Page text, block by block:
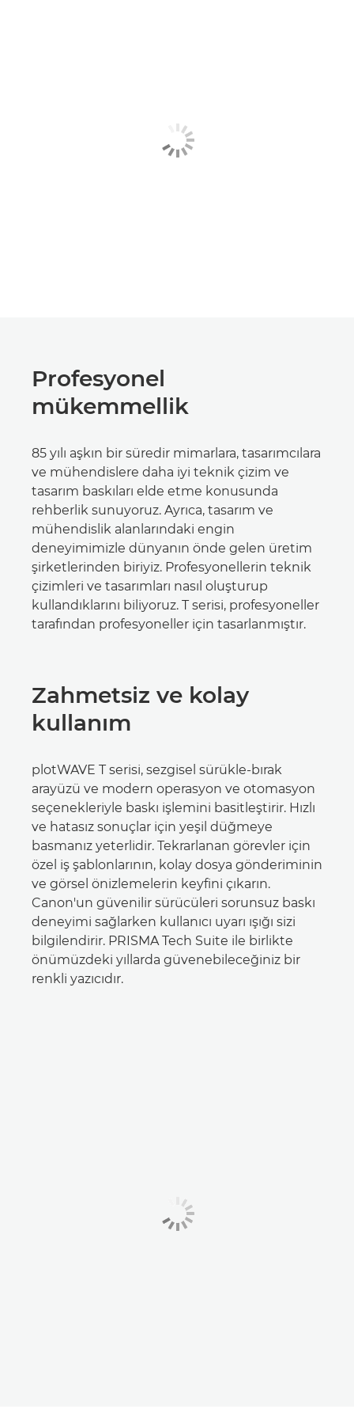
Profesyonel
mükemmellik
85 yılı aşkın bir süredir mimarlara, tasarımcılara
ve mühendislere daha iyi teknik çizim ve
tasarım baskıları elde etme konusunda
rehberlik sunuyoruz. Ayrıca, tasarım ve
mühendislik alanlarındaki engin
deneyimimizle dünyanın önde gelen üretim
şirketlerinden biriyiz. Profesyonellerin teknik
çizimleri ve tasarımları nasıl oluşturup
kullandıklarını biliyoruz. T serisi, profesyoneller
tarafından profesyoneller için tasarlanmıştır.
Zahmetsiz ve kolay
kullanım
plotWAVE T serisi, sezgisel sürükle-bırak
arayüzü ve modern operasyon ve otomasyon
seçenekleriyle baskı işlemini basitleştirir. Hızlı
ve hatasız sonuçlar için yeşil düğmeye
basmanız yeterlidir. Tekrarlanan görevler için
özel iş şablonlarının, kolay dosya gönderiminin
ve görsel önizlemelerin keyfini çıkarın.
Canon'un güvenilir sürücüleri sorunsuz baskı
deneyimi sağlarken kullanıcı uyarı ışığı sizi
bilgilendirir. PRISMA Tech Suite ile birlikte
önümüzdeki yıllarda güvenebileceğiniz bir
renkli yazıcıdır.